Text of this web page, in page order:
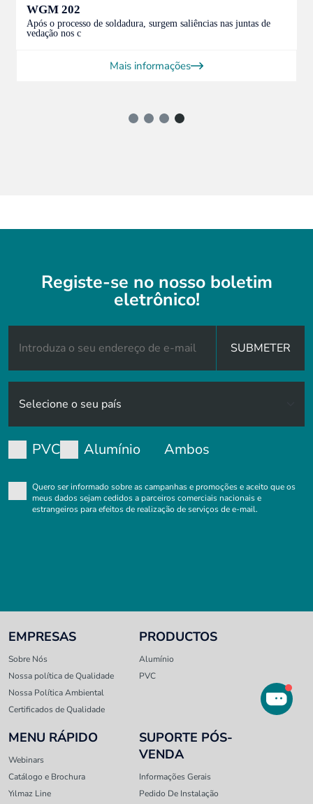
WGM 202
Após o processo de soldadura, surgem saliências nas juntas de
vedação nos c
Mais informações
Registe-se no nosso boletim
eletrônico!
SUBMETER
PVC Alumínio Ambos
Quero ser informado sobre as campanhas e promoções e aceito que os
meus dados sejam cedidos a parceiros comerciais nacionais e
estrangeiros para efeitos de realização de serviços de e-mail.
EMPRESAS
Sobre Nós
Nossa política de Qualidade
Nossa Política Ambiental
Certificados de Qualidade
PRODUCTOS
Alumínio
PVC
MENU RÁPIDO
Webinars
Catálogo e Brochura
Yılmaz Line
SUPORTE PÓS-
VENDA
Informações Gerais
Pedido De Instalação